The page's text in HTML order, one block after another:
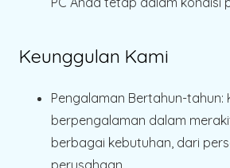
Keunggulan Kami
Pengalaman Bertahun-tahun:
berpengalaman dalam
berbagai kebutuhan, dari